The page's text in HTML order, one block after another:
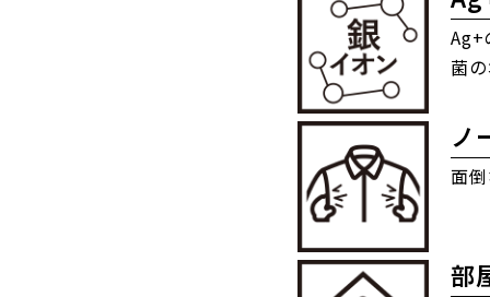
Ag+
菌
ノ
面
部